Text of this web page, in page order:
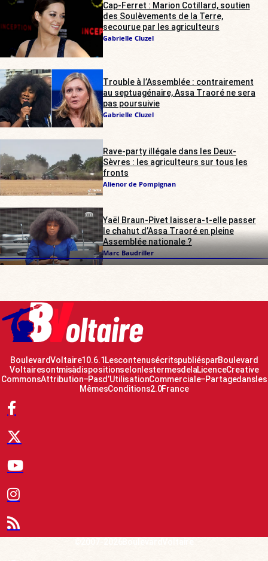
Cap-Ferret : Marion Cotillard, soutien
des Soulèvements de la Terre,
secourue par les agriculteurs
Gabrielle Cluzel
Trouble à l’Assemblée : contrairement
au septuagénaire, Assa Traoré ne sera
pas poursuivie
Gabrielle Cluzel
Rave-party illégale dans les Deux-
Sèvres : les agriculteurs sur tous les
fronts
Alienor de Pompignan
Yaël Braun-Pivet laissera-t-elle passer
le chahut d’Assa Traoré en pleine
Assemblée nationale ?
Marc Baudriller
Boulevard Voltaire 10.6.1 Les contenus écrits publiés par Boulevard
Voltaire sont mis à disposition selon les termes de la Licence Creative
Commons Attribution – Pas d’Utilisation Commerciale – Partage dans les
Mêmes Conditions 2.0 France